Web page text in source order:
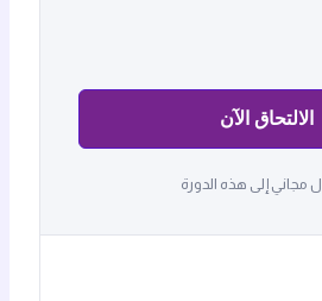
الالتحاق الآن
مجاني إلى هذه الدورة